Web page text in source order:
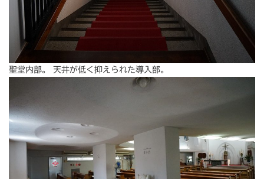
聖堂内部。 天井が低く抑えられた導入部。